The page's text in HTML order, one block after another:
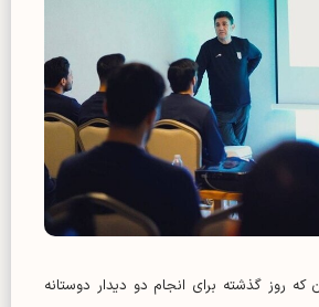
که روز گذشته برای انجام دو دیدار دوستانه